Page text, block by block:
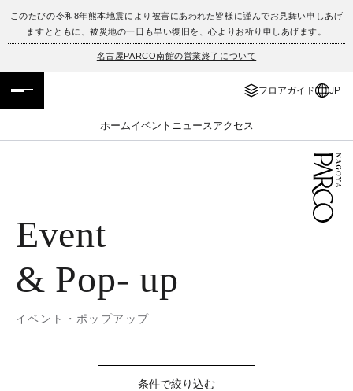
このたびの令和8年熊本地震により被害にあわれた皆様に謹んでお見舞い申しあげ
ますとともに、被災地の一日も早い復旧を、心よりお祈り申しあげます。
名古屋PARCO南館の営業終了について
フロアガイド JP
ホームイベント ニュース アクセス
フロアガイド
イベント・ポップアップ
TAX FREE
PARCOメンバーズ
ENGLISH
日本語
Event
& Pop- up
イベント・ポップアップ
条件で絞り込む